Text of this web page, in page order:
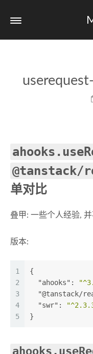
@tanstack/
单对比
叠甲: 一些个人经验,
版本:
1
2
3
4
5
{
"ahooks" :
"@tanstack/
"swr" :
}